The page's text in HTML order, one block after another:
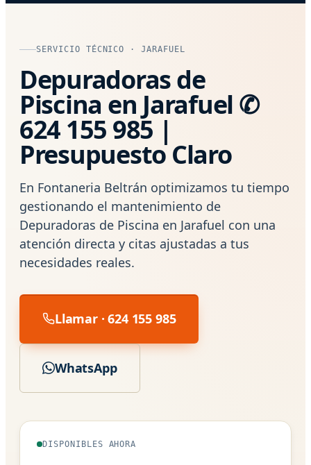
SERVICIO TÉCNICO · JARAFUEL
Depuradoras de
Piscina en Jarafuel ✆
624 155 985 |
Presupuesto Claro
En Fontaneria Beltrán optimizamos tu tiempo
gestionando el mantenimiento de
Depuradoras de Piscina en Jarafuel con una
atención directa y citas ajustadas a tus
necesidades reales.
Llamar · 624 155 985
WhatsApp
DISPONIBLES AHORA